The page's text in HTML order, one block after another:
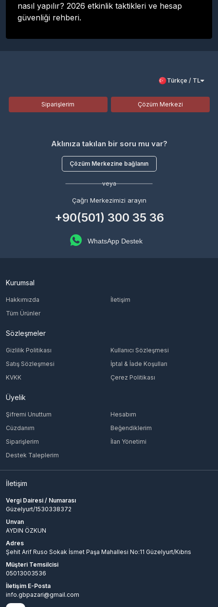
nasıl yapılır? 2026 etkinlik taktikleri ve hesap
güvenliği rehberi.
Türkçe / TL
Siparişlerim Çözüm Merkezi
Aklınıza takılan bir soru mu var?
Çözüm Merkezine bağlanın
veya
Çağrı Merkezimizi arayın
+90(501) 300 35 36
WhatsApp Destek
Kurumsal
Hakkımızda
İletişim
Tüm Ürünler
Sözleşmeler
Gizlilik Politikası
Kullanıcı Sözleşmesi
Satış Sözleşmesi
İptal & İade Koşulları
KVKK
Çerez Politikası
Üyelik
Şifremi Unuttum
Hesabım
Cüzdanım
Beğendiklerim
Siparişlerim
İlan Yönetimi
Destek Taleplerim
İletişim
Vergi Dairesi / Numarası
Güzelyurt/1530338372
Unvan
AYDIN ÖZKUN
Adres
Şehit Arif Ruso Sokak İsmet Paşa Mahallesi No:11 Güzelyurt/Kıbrıs
Müşteri Temsilcisi
05013003536
İletişim E-Posta
info.gbpazari@gmail.com